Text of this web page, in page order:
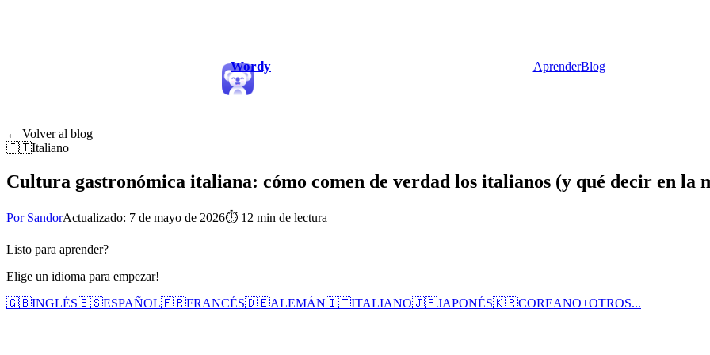
Wordy AprenderBlog
← Volver al blog
🇮🇹Italiano
Cultura gastronómica italiana: cómo comen de verdad los italianos (y qué decir en la
Por SandorActualizado: 7 de mayo de 2026⏱ 12 min de lectura
Listo para aprender?
Elige un idioma para empezar!
🇬🇧INGLÉS🇪🇸ESPAÑOL🇫🇷FRANCÉS🇩🇪ALEMÁN🇮🇹ITALIANO🇯🇵JAPONÉS🇰🇷COREANO+OTROS...